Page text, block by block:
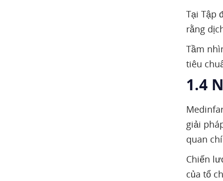
Tại Tập
rằng
Tầm
tiêu
1.4
giải
quan
Chiến
của tổ